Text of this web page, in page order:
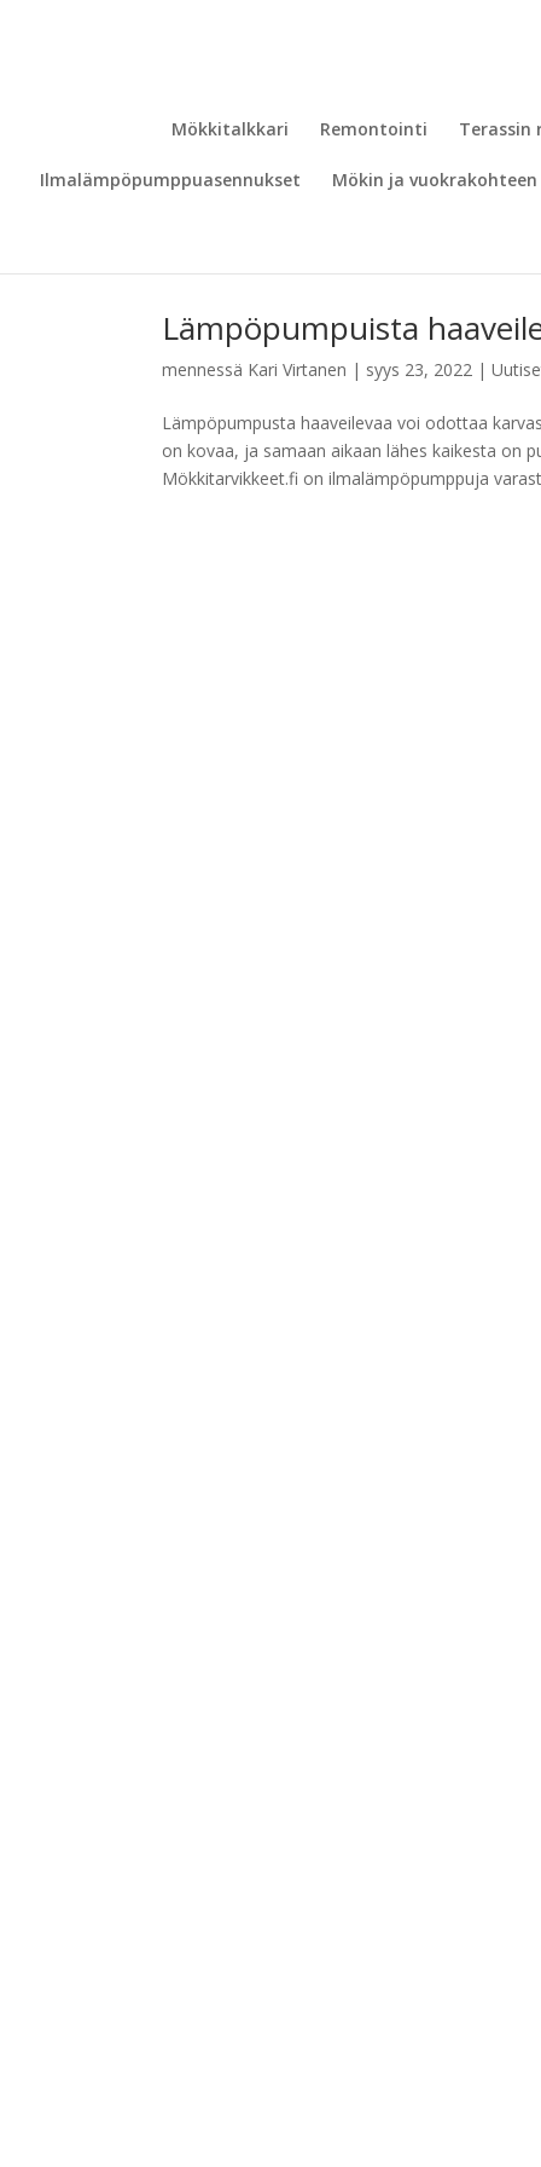
Mökkitalkkari Remontointi Terassin
Ilmalämpöpumppuasennukset Mökin ja
Lämpöpumpuista
mennessä Kari Virtanen | syys 23, 2022 |
Lämpöpumpusta haaveilevaa voi odottaa
on kovaa, ja samaan aikaan lähes kaikesta on
Mökkitarvikkeet.fi on ilmalämpöpumppuja